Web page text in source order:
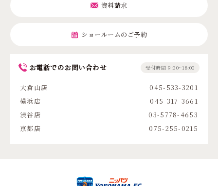
資料請求
ショールームのご予約
お電話でのお問い合わせ 受付時間 9:30~18:00
大倉山店
045-533-3201
横浜店
045-317-3661
渋谷店
03-5778-4653
京都店
075-255-0215